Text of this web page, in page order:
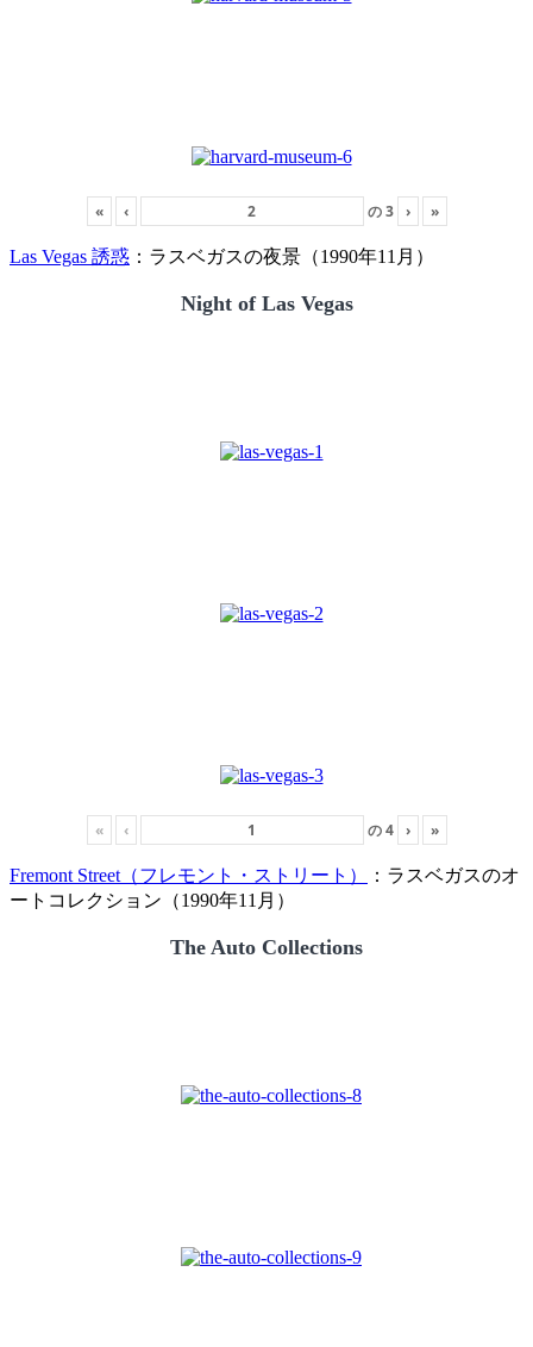
« ‹ の3 › »
Las Vegas 誘惑 ：ラスベガスの夜景（1990年11月）
Night of Las Vegas
« ‹ の4 › »
Fremont Street（フレモント・ストリート）
：ラスベガスのオ
ートコレクション（1990年11月）
The Auto Collections